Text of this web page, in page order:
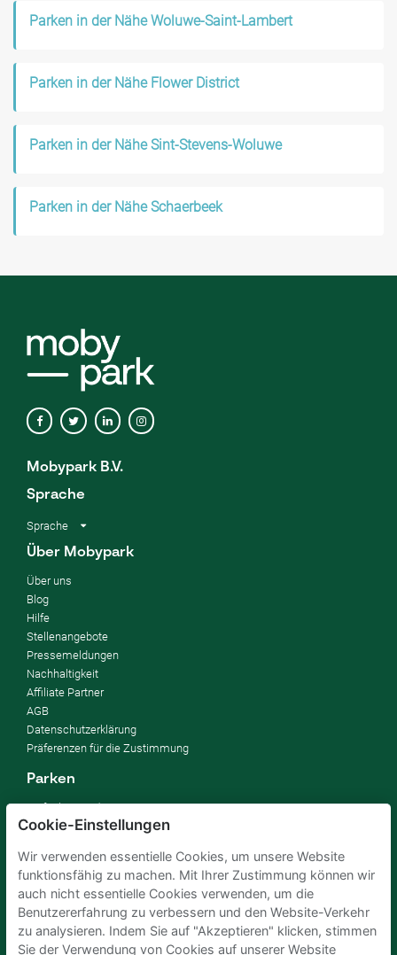
Parken in der Nähe Woluwe-Saint-Lambert
Parken in der Nähe Flower District
Parken in der Nähe Sint-Stevens-Woluwe
Parken in der Nähe Schaerbeek
Cookie-Einstellungen
Wir verwenden essentielle Cookies, um unsere Website
funktionsfähig zu machen. Mit Ihrer Zustimmung können wir
auch nicht essentielle Cookies verwenden, um die
Benutzererfahrung zu verbessern und den Website-Verkehr
zu analysieren. Indem Sie auf "Akzeptieren" klicken, stimmen
Sie der Verwendung von Cookies auf unserer Website
Mobypark B.V.
Sprache
Sprache
Über Mobypark
Über uns
Blog
Hilfe
Stellenangebote
Pressemeldungen
Nachhaltigkeit
Affiliate Partner
AGB
Datenschutzerklärung
Präferenzen für die Zustimmung
Parken
So funktioniert's
FAQ
Vermieten
Parkplatz vermieten
Für Unternehmen
Verbessern Sie Ihre SDGs
Business-Blog